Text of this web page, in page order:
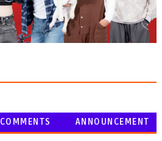
COMMENTS ANNOUNCEMENT